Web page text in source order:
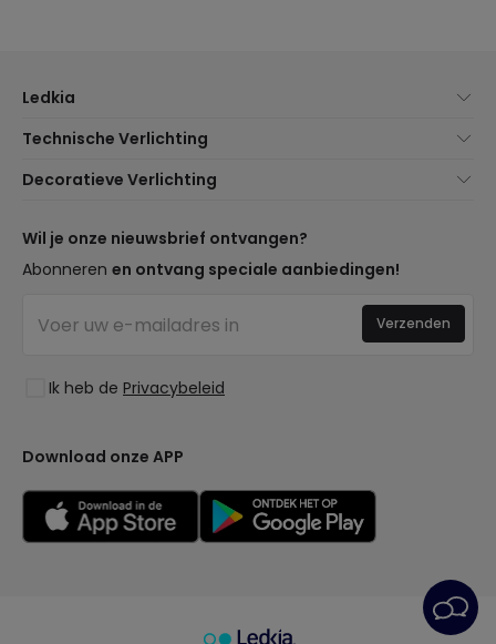
Ledkia
Klantenservice
Verzendmethoden
Bent u een Professional?
Veelgestelde Vragen (FAQ)
Technische Verlichting
Merken
LED Besparingscalculator
Bedrijfsverlichting
Decoratieve Verlichting
Trends
Premium Decoratiemerken
Ruimtes
Collecties
Wil je onze nieuwsbrief ontvangen?
Abonneren en ontvang speciale aanbiedingen!
Ik heb de Privacybeleid
Verzenden
Download onze APP